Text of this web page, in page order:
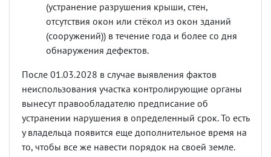
(устранение разрушения крыши, стен,
отсутствия окон или стёкол из окон зданий
(сооружений)) в течение года и более со дня
обнаружения дефектов.
После 01.03.2028 в случае выявления фактов
неиспользования участка контролирующие органы
вынесут правообладателю предписание об
устранении нарушения в определенный срок. То есть
у владельца появится еще дополнительное время на
то, чтобы все же навести порядок на своей земле.